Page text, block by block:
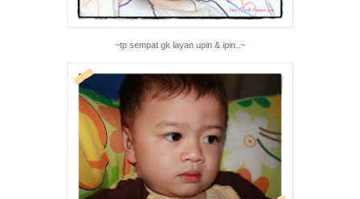
~tp sempat gk layan upin & ipin..~